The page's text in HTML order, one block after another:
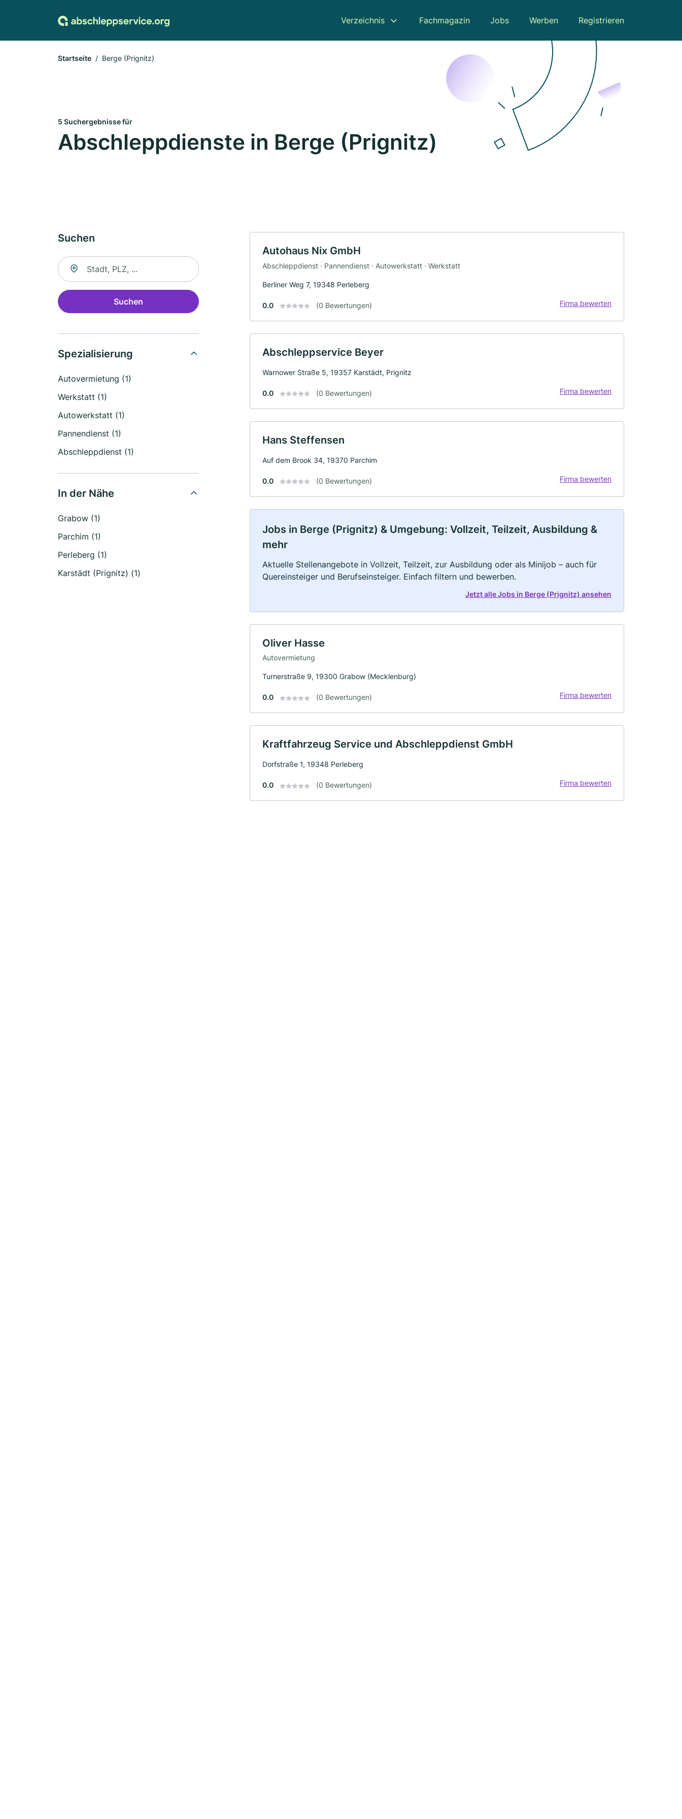
Verzeichnis Fachmagazin Jobs Werben Registrieren
Startseite Berge (Prignitz)
5 Suchergebnisse für
Abschleppdienste in Berge (Prignitz)
Suchen
Suche nach Ort
Suchen
Spezialisierung
Autovermietung (1)
Werkstatt (1)
Autowerkstatt (1)
Pannendienst (1)
Abschleppdienst (1)
In der Nähe
Grabow (1)
Parchim (1)
Perleberg (1)
Karstädt (Prignitz) (1)
Autohaus Nix GmbH
Abschleppdienst · Pannendienst · Autowerkstatt · Werkstatt
Berliner Weg 7, 19348 Perleberg
0.0 (0 Bewertungen) Firma bewerten
Abschleppservice Beyer
Warnower Straße 5, 19357 Karstädt, Prignitz
0.0 (0 Bewertungen) Firma bewerten
Hans Steffensen
Auf dem Brook 34, 19370 Parchim
0.0 (0 Bewertungen) Firma bewerten
Jobs in Berge (Prignitz) & Umgebung: Vollzeit, Teilzeit, Ausbildung &
mehr
Aktuelle Stellenangebote in Vollzeit, Teilzeit, zur Ausbildung oder als Minijob – auch für
Quereinsteiger und Berufseinsteiger. Einfach filtern und bewerben.
Jetzt alle Jobs in Berge (Prignitz) ansehen
Oliver Hasse
Autovermietung
Turnerstraße 9, 19300 Grabow (Mecklenburg)
0.0 (0 Bewertungen) Firma bewerten
Kraftfahrzeug Service und Abschleppdienst GmbH
Dorfstraße 1, 19348 Perleberg
0.0 (0 Bewertungen) Firma bewerten